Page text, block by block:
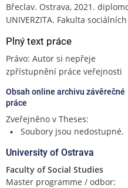
Břeclav. Ostrava, 2021.
UNIVERZITA. Fakulta
Plný text práce
Právo: Autor si nepřeje
zpřístupnění práce veřejnosti
Obsah online archivu závěrečné
práce
Zveřejněno v Theses:
Soubory jsou nedostupné.
University of Ostrava
Faculty of Social Studies
Master programme / odbor: